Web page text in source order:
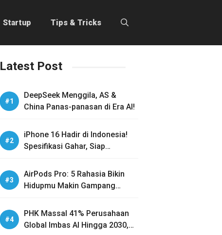
Startup Tips & Tricks
Latest Post
DeepSeek Menggila, AS &
China Panas-panasan di Era AI!
iPhone 16 Hadir di Indonesia!
Spesifikasi Gahar, Siap
AirPods Pro: 5 Rahasia Bikin
Hidupmu Makin Gampang
PHK Massal 41% Perusahaan
Global Imbas AI Hingga 2030,